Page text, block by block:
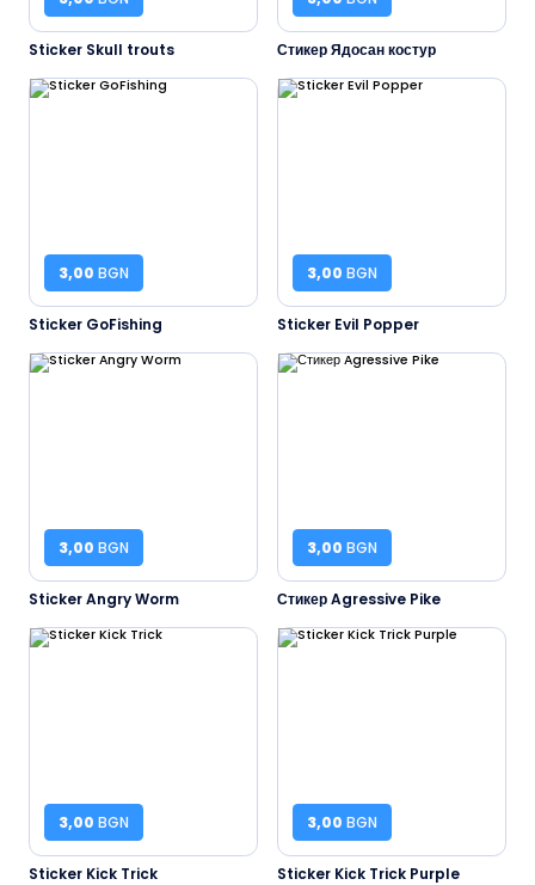
Sticker Skull trouts Стикер Ядосан костур
3,00 BGN
Sticker GoFishing
3,00 BGN
Sticker Evil Popper
3,00 BGN
Sticker Angry Worm
3,00 BGN
Стикер Agressive Pike
3,00 BGN
Sticker Kick Trick
3,00 BGN
Sticker Kick Trick Purple